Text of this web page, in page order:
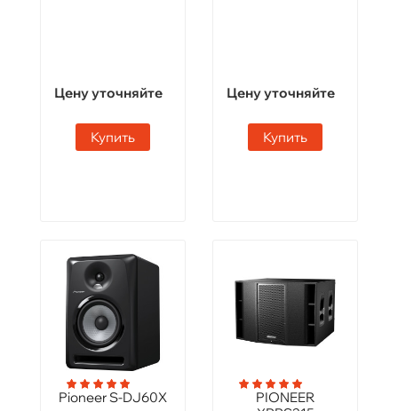
Цену уточняйте
Купить
Цену уточняйте
Купить
Pioneer S-DJ60X
PIONEER